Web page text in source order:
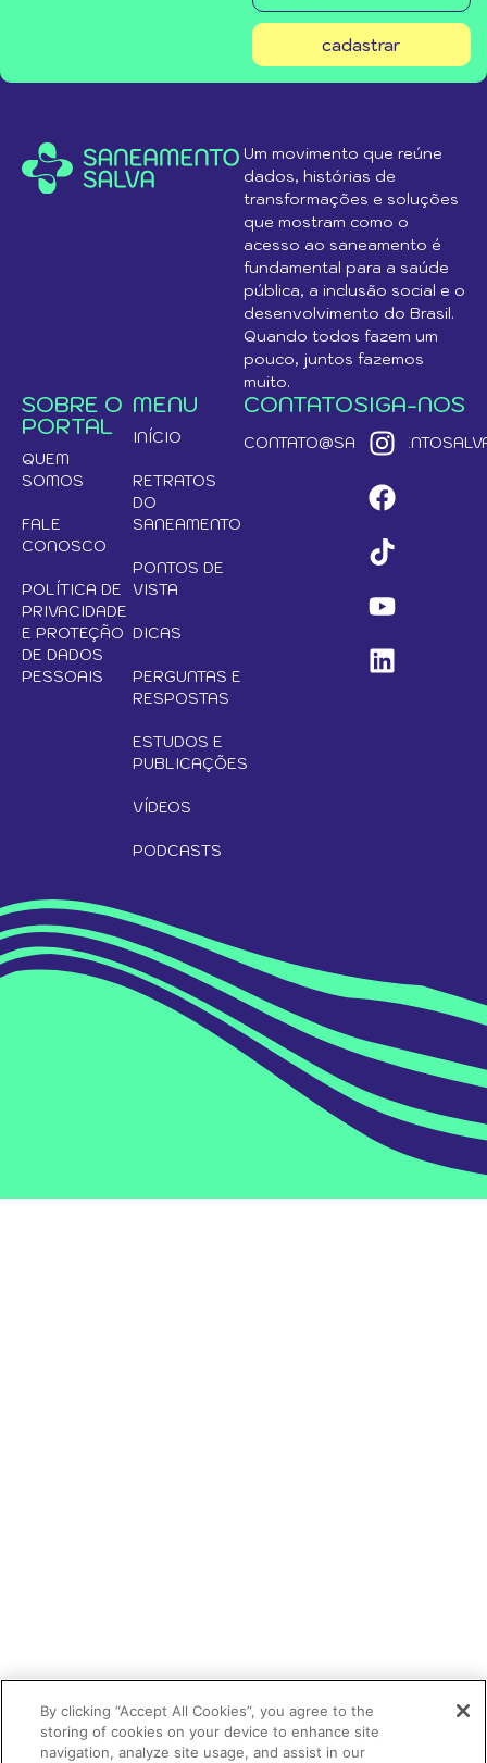
cadastrar
Um movimento que reúne
dados, histórias de
transformações e soluções
que mostram como o
acesso ao saneamento é
fundamental para a saúde
pública, a inclusão social e o
desenvolvimento do Brasil.
Quando todos fazem um
pouco, juntos fazemos
muito.
SOBRE O
PORTAL
QUEM
SOMOS
FALE
CONOSCO
POLÍTICA DE
PRIVACIDADE
E PROTEÇÃO
DE DADOS
PESSOAIS
MENU
INÍCIO
RETRATOS
DO
SANEAMENTO
PONTOS DE
VISTA
DICAS
PERGUNTAS E
RESPOSTAS
ESTUDOS E
PUBLICAÇÕES
VÍDEOS
PODCASTS
CONTATOSIGA-NOS
By clicking “Accept All Cookies”, you agree to the
storing of cookies on your device to enhance site
navigation, analyze site usage, and assist in our